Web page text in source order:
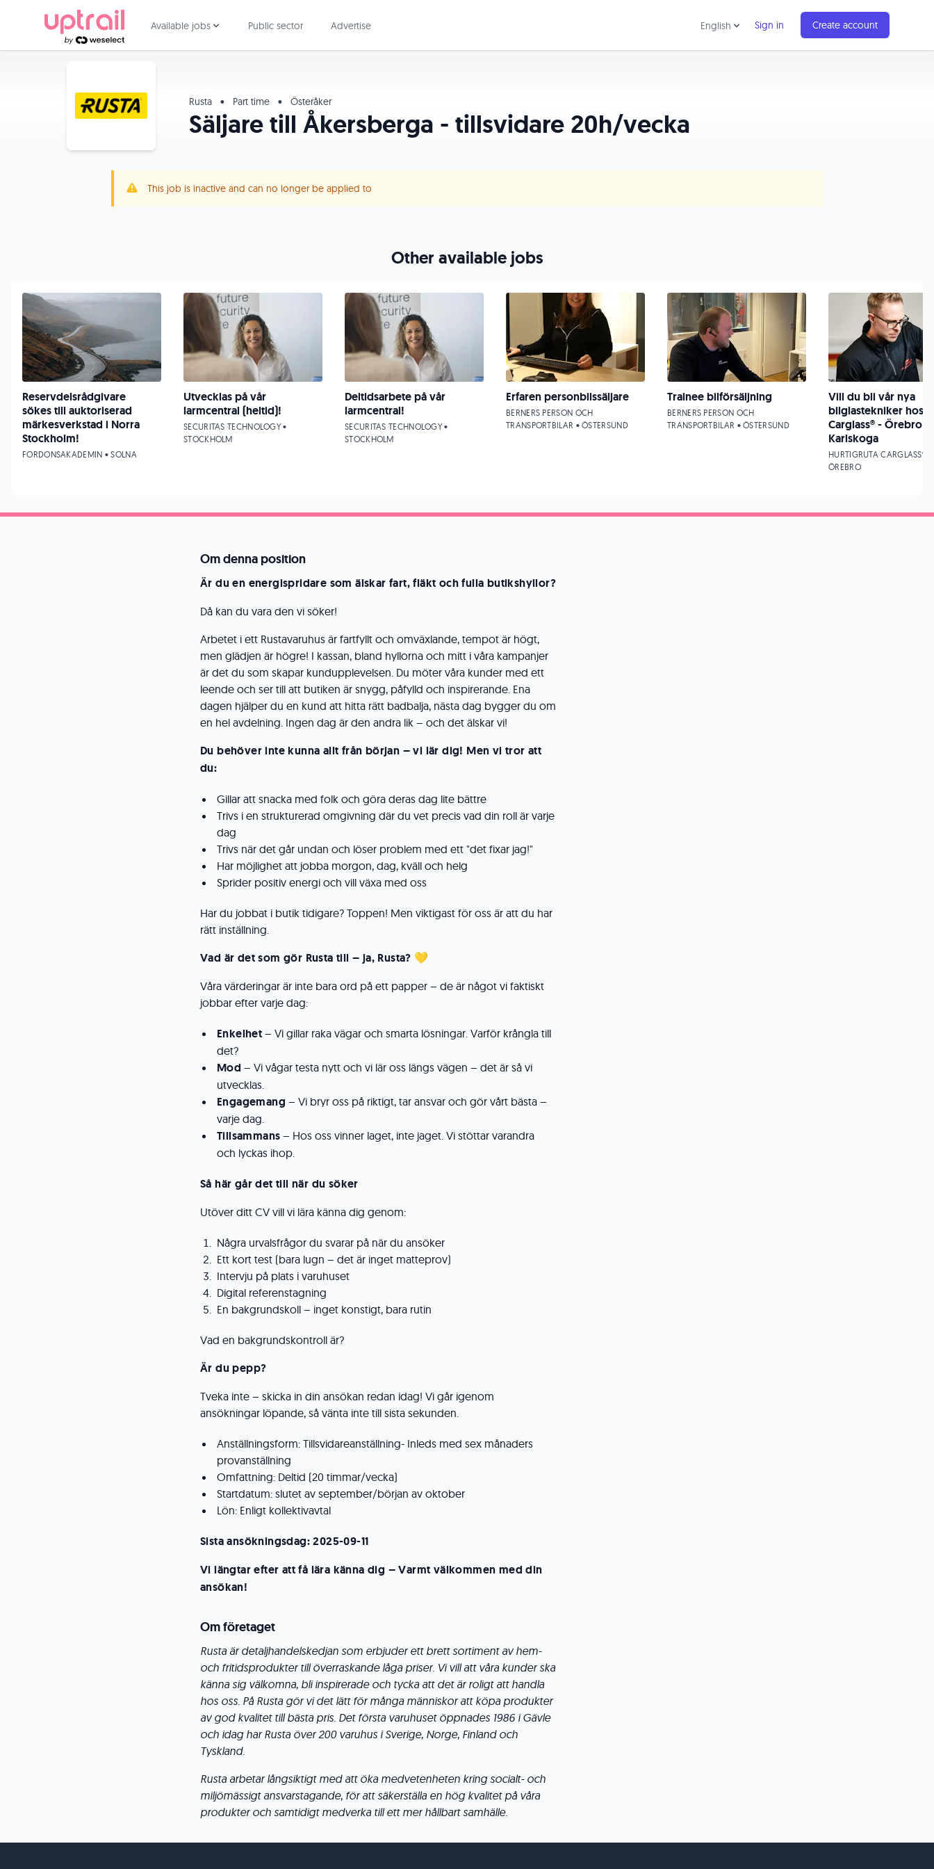
Available jobs Public sector Advertise English Sign in Create account
Rusta • Part time • Österåker
Säljare till Åkersberga - tillsvidare 20h/vecka
This job is inactive and can no longer be applied to
Om denna position
Är du en energispridare som älskar fart, fläkt och fulla butikshyllor?
Då kan du vara den vi söker!
Arbetet i ett Rustavaruhus är fartfyllt och omväxlande, tempot är högt,
men glädjen är högre! I kassan, bland hyllorna och mitt i våra kampanjer
är det du som skapar kundupplevelsen. Du möter våra kunder med ett
leende och ser till att butiken är snygg, påfylld och inspirerande. Ena
dagen hjälper du en kund att hitta rätt badbalja, nästa dag bygger du om
en hel avdelning. Ingen dag är den andra lik – och det älskar vi!
Du behöver inte kunna allt från början – vi lär dig! Men vi tror att
du:
Gillar att snacka med folk och göra deras dag lite bättre
Trivs i en strukturerad omgivning där du vet precis vad din roll är varje
dag
Trivs när det går undan och löser problem med ett "det fixar jag!"
Har möjlighet att jobba morgon, dag, kväll och helg
Sprider positiv energi och vill växa med oss
Har du jobbat i butik tidigare? Toppen! Men viktigast för oss är att du har
rätt inställning.
Vad är det som gör Rusta till – ja, Rusta? 💛
Våra värderingar är inte bara ord på ett papper – de är något vi faktiskt
jobbar efter varje dag:
Enkelhet – Vi gillar raka vägar och smarta lösningar. Varför krångla till
det?
Mod – Vi vågar testa nytt och vi lär oss längs vägen – det är så vi
utvecklas.
Engagemang – Vi bryr oss på riktigt, tar ansvar och gör vårt bästa –
varje dag.
Tillsammans – Hos oss vinner laget, inte jaget. Vi stöttar varandra
och lyckas ihop.
Så här går det till när du söker
Utöver ditt CV vill vi lära känna dig genom:
Några urvalsfrågor du svarar på när du ansöker
Ett kort test (bara lugn – det är inget matteprov)
Intervju på plats i varuhuset
Digital referenstagning
En bakgrundskoll – inget konstigt, bara rutin
Vad en bakgrundskontroll är?
Är du pepp?
Tveka inte – skicka in din ansökan redan idag! Vi går igenom
ansökningar löpande, så vänta inte till sista sekunden.
Anställningsform: Tillsvidareanställning- Inleds med sex månaders
provanställning
Omfattning: Deltid (20 timmar/vecka)
Startdatum: slutet av september/början av oktober
Lön: Enligt kollektivavtal
Sista ansökningsdag: 2025-09-11
Vi längtar efter att få lära känna dig – Varmt välkommen med din
ansökan!
Om företaget
Rusta är detaljhandelskedjan som erbjuder ett brett sortiment av hem-
och fritidsprodukter till överraskande låga priser. Vi vill att våra kunder ska
känna sig välkomna, bli inspirerade och tycka att det är roligt att handla
hos oss. På Rusta gör vi det lätt för många människor att köpa produkter
av god kvalitet till bästa pris. Det första varuhuset öppnades 1986 i Gävle
och idag har Rusta över 200 varuhus i Sverige, Norge, Finland och
Tyskland.
Rusta arbetar långsiktigt med att öka medvetenheten kring socialt- och
miljömässigt ansvarstagande, för att säkerställa en hög kvalitet på våra
produkter och samtidigt medverka till ett mer hållbart samhälle.
Other available jobs
Reservdelsrådgivare
sökes till auktoriserad
märkesverkstad i Norra
Stockholm!
FORDONSAKADEMIN • SOLNA
Utvecklas på vår
larmcentral (heltid)!
SECURITAS TECHNOLOGY •
STOCKHOLM
Deltidsarbete på vår
larmcentral!
SECURITAS TECHNOLOGY •
STOCKHOLM
Erfaren personbilssäljare
BERNERS PERSON OCH
TRANSPORTBILAR • ÖSTERSUND
Trainee bilförsäljning
BERNERS PERSON OCH
TRANSPORTBILAR • ÖSTERSUND
Vill du bli vår nya
bilglastekniker hos
Carglass® - Örebro /
Karlskoga
HURTIGRUTA CARGLASS® •
ÖREBRO